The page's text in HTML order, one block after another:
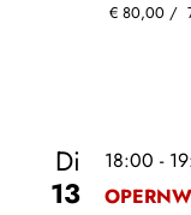
€80,00
Di
13
18:00 -